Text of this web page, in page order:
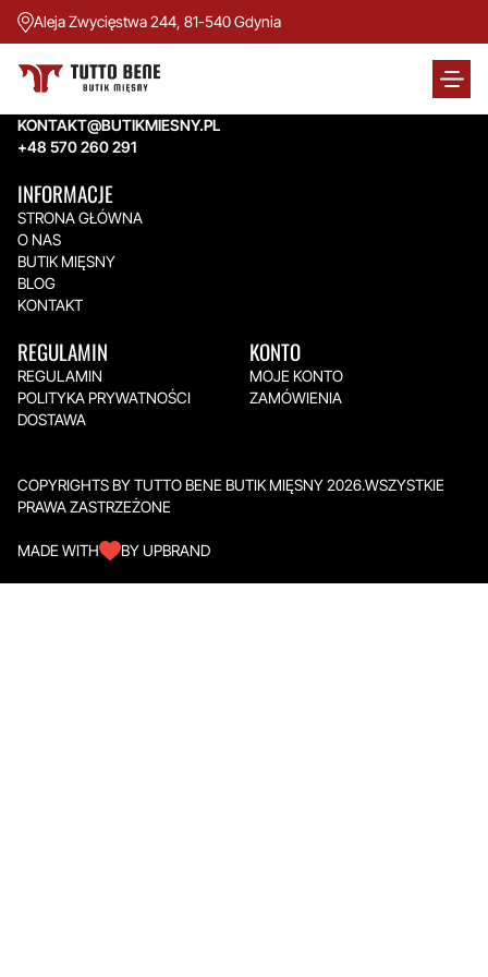
Aleja Zwycięstwa 244, 81-540 Gdynia
TUTTO BENE BUTIK MIĘSNY
Aleja Zwycięstwa 244,
KONTAKT@BUTIKMIESNY.PL
+48 570 260 291
INFORMACJE
STRONA GŁÓWNA
O NAS
BUTIK MIĘSNY
BLOG
KONTAKT
REGULAMIN
REGULAMIN
POLITYKA PRYWATNOŚCI
DOSTAWA
KONTO
MOJE KONTO
ZAMÓWIENIA
COPYRIGHTS BY TUTTO BENE BUTIK MIĘSNY 2026.WSZYSTKIE
PRAWA ZASTRZEŻONE
MADE WITH BY UPBRAND